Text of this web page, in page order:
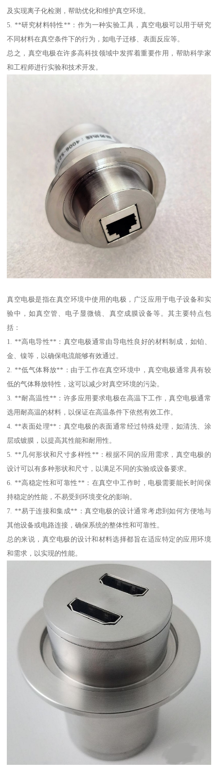
及实现离子化检测，帮助优化和维护真空环境。
5. **研究材料特性**：作为一种实验工具，真空电极可以用于研究
不同材料在真空条件下的行为，如电子迁移、表面反应等。
总之，真空电极在许多高科技领域中发挥着重要作用，帮助科学家
和工程师进行实验和技术开发。
真空电极是指在真空环境中使用的电极，广泛应用于电子设备和实
验中，如真空管、电子显微镜、真空成膜设备等。其主要特点包
括：
1. **高电导性**：真空电极通常由导电性良好的材料制成，如铂、
金、镍等，以确保电流能够有效通过。
2. **低气体释放**：由于工作在真空环境中，真空电极通常具有较
低的气体释放特性，这可以减少对真空环境的污染。
3. **耐高温性**：许多应用要求电极在高温下工作，真空电极通常
选用耐高温的材料，以保证在高温条件下依然有效工作。
4. **表面处理**：真空电极的表面通常经过特殊处理，如清洗、涂
层或镀膜，以提高其性能和耐用性。
5. **几何形状和尺寸多样性**：根据不同的应用需求，真空电极的
设计可以有多种形状和尺寸，以满足不同的实验或设备要求。
6. **高稳定性和可靠性**：在真空中工作时，电极需要能长时间保
持稳定的性能，不易受到环境变化的影响。
7. **易于连接和集成**：真空电极的设计通常考虑到如何方便地与
其他设备或电路连接，确保系统的整体性和可靠性。
总的来说，真空电极的设计和材料选择都旨在适应特定的应用环境
和需求，以实现的性能。